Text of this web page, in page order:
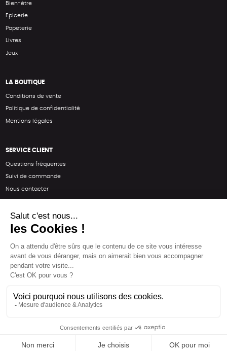
Bien-être
Epicerie
Papeterie
Livres
Jeux
LA BOUTIQUE
Conditions de vente
Politique de confidentialité
Mentions légales
SERVICE CLIENT
Questions fréquentes
Suivi de commande
Nous contacter
SUIVEZ-NOUS
Une boutique élaborée avec par RGOODS